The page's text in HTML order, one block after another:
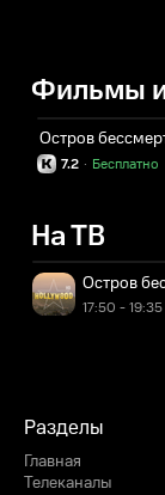
Фильмы
Остров
7.2 Бесплатно
·
На ТВ
Остров
17:50 - 19:35
Разделы
Главная
Телеканалы